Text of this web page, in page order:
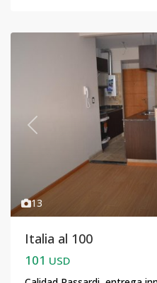
13
Previous
Italia al 100
101 USD